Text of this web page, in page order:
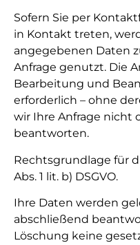
Sofern Sie per
in Kontakt treten,
angegebenen Daten
Anfrage genutzt. Die
Bearbeitung und
erforderlich – ohne
wir Ihre Anfrage nicht
beantworten.
Rechtsgrundlage für
Abs. 1 lit. b) DSGVO.
Ihre Daten werden
abschließend
Löschung keine